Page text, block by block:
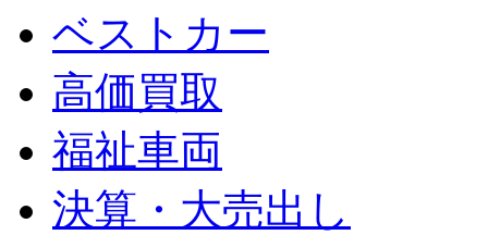
ベストカー
高価買取
福祉車両
決算・大売出し